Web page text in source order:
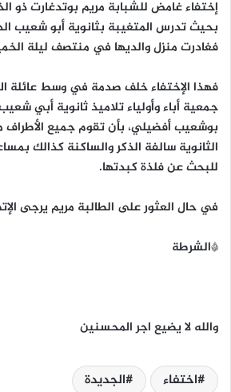
إختفاء غامض للشبابة مريم بوتدغارت ذو
بحيث تدرس المتغيبة بثانوية أبو شعيب
فغادرت منزل والديها في منتصف ليلة
فهذا الإختفاء خلف صدمة في وسط عائلة
جمعية أباء وأولياء تلاميذ ثانوية أبي
بوشعيب أفضيلي، بأن تقوم جميع
الثانوية سالفة الذكر والساكنة كذالك
للبحث عن فلذة كبدتها.
في حال العثور على الطالبة مريم يرجى
*الشرطة
والله لا يضيع اجر المحسنين
اختفاء الجديدة